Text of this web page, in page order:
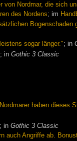
von Nordmar, die sich
des Nordens; im
Bogenschaden
sogar länger."; in
; inGothic 3 Classic
haben dieses
; inGothic 3 Classic
auch Angriffe ab.